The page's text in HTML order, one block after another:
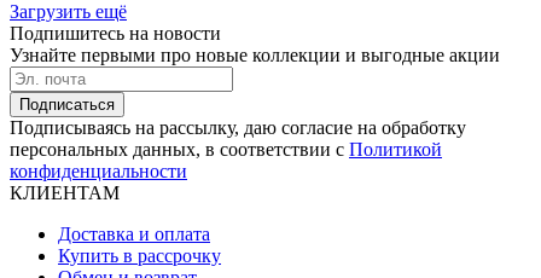
Загрузить ещё
Подпишитесь на новости
Узнайте первыми про новые коллекции и выгодные акции
Подписаться
Подписываясь на рассылку, даю согласие на обработку
персональных данных, в соответствии с Политикой
конфиденциальности
КЛИЕНТАМ
Доставка и оплата
Купить в рассрочку